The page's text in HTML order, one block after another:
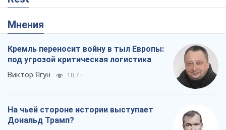
Мнения
Кремль переносит войну в тыл Европы:
под угрозой критическая логистика
Виктор Ягун 10,7 т.
На чьей стороне истории выступает
Дональд Трамп?